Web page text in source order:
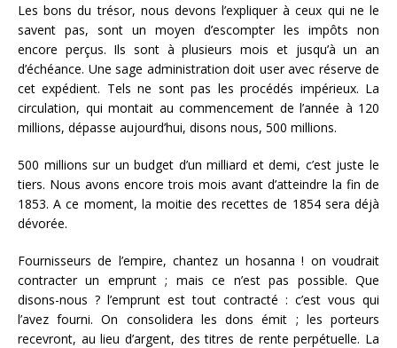
Les bons du trésor, nous devons l’expliquer à ceux qui ne le
savent pas, sont un moyen d’escompter les impôts non
encore perçus. Ils sont à plusieurs mois et jusqu’à un an
d’échéance. Une sage administration doit user avec réserve de
cet expédient. Tels ne sont pas les procédés impérieux. La
circulation, qui montait au commencement de l’année à 120
millions, dépasse aujourd’hui, disons nous, 500 millions.
500 millions sur un budget d’un milliard et demi, c’est juste le
tiers. Nous avons encore trois mois avant d’atteindre la fin de
1853. A ce moment, la moitie des recettes de 1854 sera déjà
dévorée.
Fournisseurs de l’empire, chantez un hosanna ! on voudrait
contracter un emprunt ; mais ce n’est pas possible. Que
disons-nous ? l’emprunt est tout contracté : c’est vous qui
l’avez fourni. On consolidera les dons émit ; les porteurs
recevront, au lieu d’argent, des titres de rente perpétuelle. La